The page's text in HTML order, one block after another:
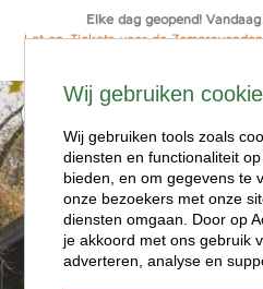
Elke dag geopend!
Let op: Tickets voor de
Ga
naar
de
inhoud
Wij gebruiken
Wij gebruiken tools zoals
diensten en functionaliteit
bieden, en om gegevens te
onze bezoekers met onze
diensten omgaan. Door op
je akkoord met ons gebruik
adverteren, analyse en